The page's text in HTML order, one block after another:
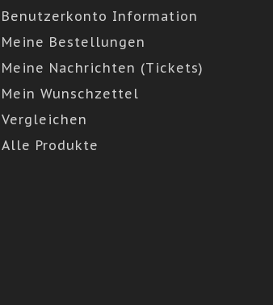
Benutzerkonto Information
Meine Bestellungen
Meine Nachrichten (Tickets)
Mein Wunschzettel
Vergleichen
Alle Produkte